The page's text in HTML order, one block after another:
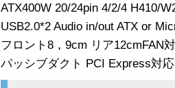
ATX400W 20/24pin 4/2/4 H410/
USB2.0*2 Audio in/out ATX or
フロント8，9cm リア12cmFAN
パッシブダクト PCI Express対